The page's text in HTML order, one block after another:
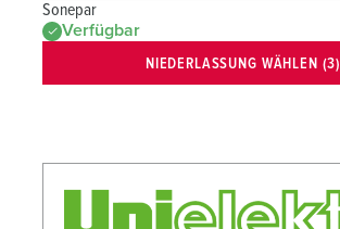
Sonepar
Verfügbar
NIEDERLASSUNG WÄHLEN (3)